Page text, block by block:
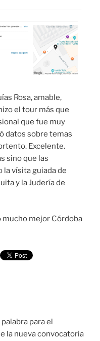
Rosa, amable,
el tour más que
que fue muy
datos sobre temas
Excelente.
sino que las
la vísita guiada de
y la Judería de
mucho mejor Córdoba
para el
la nueva convocatoria